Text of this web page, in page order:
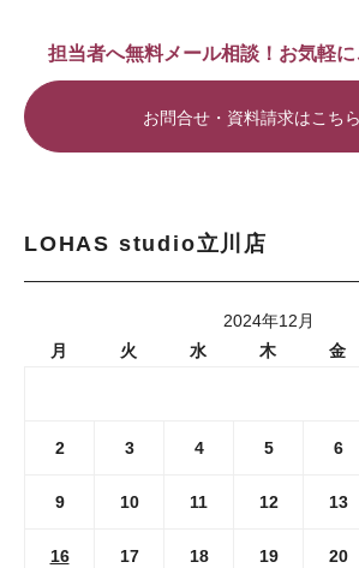
担当者へ無料メール相談！お気軽に
お問合せ・資料請求はこち
LOHAS studio立川店
2024年12月
月
火 水 木 金
2 3 4 5 6
9 10 11 12 13
16 17 18 19 20